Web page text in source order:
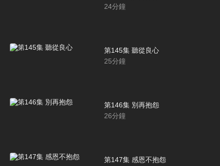
24分鐘
第145集 聽從良心
25分鐘
第146集 別再抱怨
26分鐘
第147集 感恩不抱怨